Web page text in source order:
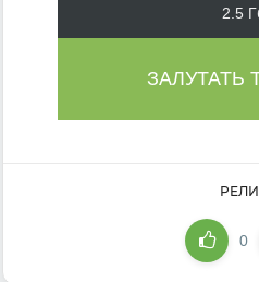
2.5
ЗАЛУТАТЬ
0